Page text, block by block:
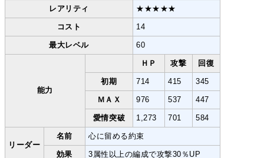
レアリティ ★★★★★
コスト 14
最大レベル 60
能力
ＨＰ 攻撃 回復
初期 714 415 345
ＭＡＸ 976 537 447
愛情突破 1,273 701 584
リーダー
名前 心に留める約束
効果 3属性以上の編成で攻撃30％UP